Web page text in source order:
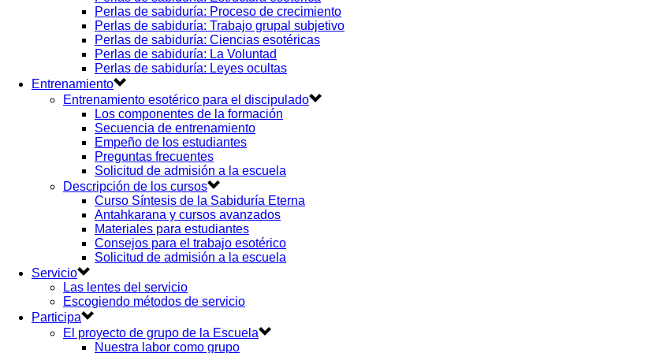
Perlas de sabiduría: Proceso de crecimiento
Perlas de sabiduría: Trabajo grupal subjetivo
Perlas de sabiduría: Ciencias esotéricas
Perlas de sabiduría: La Voluntad
Perlas de sabiduría: Leyes ocultas
Entrenamiento
Entrenamiento esotérico para el discipulado
Los componentes de la formación
Secuencia de entrenamiento
Empeño de los estudiantes
Preguntas frecuentes
Solicitud de admisión a la escuela
Descripción de los cursos
Curso Síntesis de la Sabiduría Eterna
Antahkarana y cursos avanzados
Materiales para estudiantes
Consejos para el trabajo esotérico
Solicitud de admisión a la escuela
Servicio
Las lentes del servicio
Escogiendo métodos de servicio
Participa
El proyecto de grupo de la Escuela
Nuestra labor como grupo